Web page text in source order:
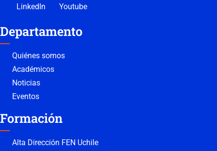
LinkedIn Youtube
Departamento
Quiénes somos
Académicos
Noticias
Eventos
Formación
Alta Dirección FEN Uchile